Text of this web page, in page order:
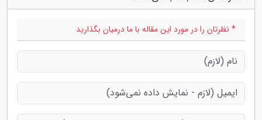
* نظرتان را در مورد این مقاله با ما درمیان بگذارید